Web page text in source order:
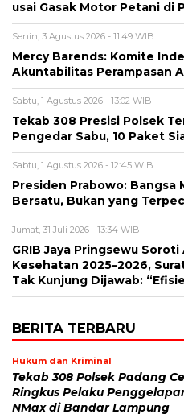
usai Gasak Motor Petani di
Senin, 3 Agustus 2026 - 11:49 WIB
Mercy Barends: Komite
Akuntabilitas Perampasan
Sabtu, 1 Agustus 2026 - 13:02 WIB
Tekab 308 Presisi Polsek
Pengedar Sabu, 10 Paket
Sabtu, 1 Agustus 2026 - 12:45 WIB
Presiden Prabowo: Bangsa
Bersatu, Bukan yang
Jumat, 31 Juli 2026 - 13:34 WIB
GRIB Jaya Pringsewu
Kesehatan 2025–2026,
Tak Kunjung Dijawab:
BERITA TERBARU
Hukum dan Kriminal
Tekab 308 Polsek Padang
Ringkus Pelaku
NMax di Bandar Lampung